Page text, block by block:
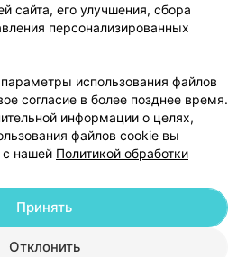
Партнеры
руководителю 103.by
настройки cookie
персональных данных
сайта, его улучшения, сбора
персонализированных
использования файлов
согласие в более позднее время.
информации о целях,
файлов cookie вы
с нашей Политикой обработки
Отклонить
Принять